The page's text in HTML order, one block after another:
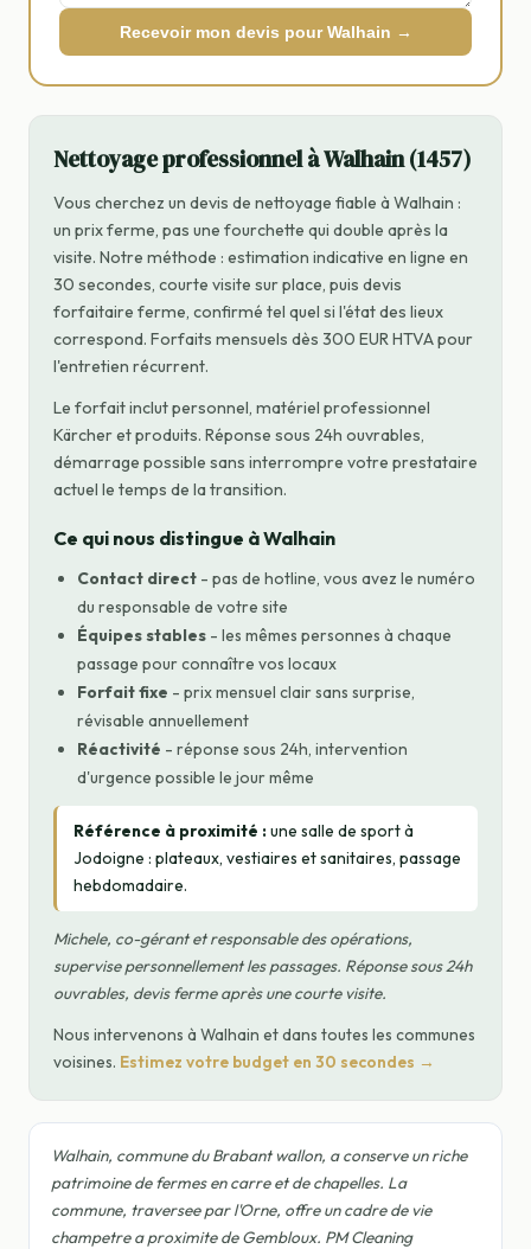
Recevoir mon devis pour Walhain →
Nettoyage professionnel à Walhain (1457)
Vous cherchez un devis de nettoyage fiable à Walhain :
un prix ferme, pas une fourchette qui double après la
visite. Notre méthode : estimation indicative en ligne en
30 secondes, courte visite sur place, puis devis
forfaitaire ferme, confirmé tel quel si l'état des lieux
correspond. Forfaits mensuels dès 300 EUR HTVA pour
l'entretien récurrent.
Le forfait inclut personnel, matériel professionnel
Kärcher et produits. Réponse sous 24h ouvrables,
démarrage possible sans interrompre votre prestataire
actuel le temps de la transition.
Ce qui nous distingue à Walhain
Contact direct - pas de hotline, vous avez le numéro
du responsable de votre site
Équipes stables - les mêmes personnes à chaque
passage pour connaître vos locaux
Forfait fixe - prix mensuel clair sans surprise,
révisable annuellement
Réactivité - réponse sous 24h, intervention
d'urgence possible le jour même
Référence à proximité :une salle de sport à
Jodoigne : plateaux, vestiaires et sanitaires, passage
hebdomadaire.
Michele, co-gérant et responsable des opérations,
supervise personnellement les passages. Réponse sous 24h
ouvrables, devis ferme après une courte visite.
Nous intervenons à Walhain et dans toutes les communes
voisines. Estimez votre budget en 30 secondes →
Walhain, commune du Brabant wallon, a conserve un riche
patrimoine de fermes en carre et de chapelles. La
commune, traversee par l'Orne, offre un cadre de vie
champetre a proximite de Gembloux. PM Cleaning